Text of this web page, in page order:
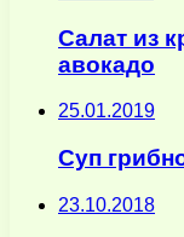
Салат из
авокадо
25.01.2019
Суп
23.10.2018